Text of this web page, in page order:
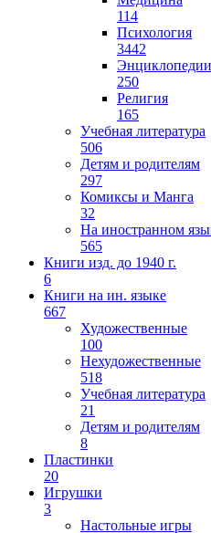
114
Психология
3442
250
Религия
165
Учебная литература
506
Детям и родителям
297
Комиксы и Манга
32
На иностранном
565
Книги изд. до 1940 г.
6
Книги на ин. языке
667
Художественные
100
Нехудожественные
518
Учебная литература
21
Детям и родителям
8
Пластинки
20
Игрушки
3
Настольные игры